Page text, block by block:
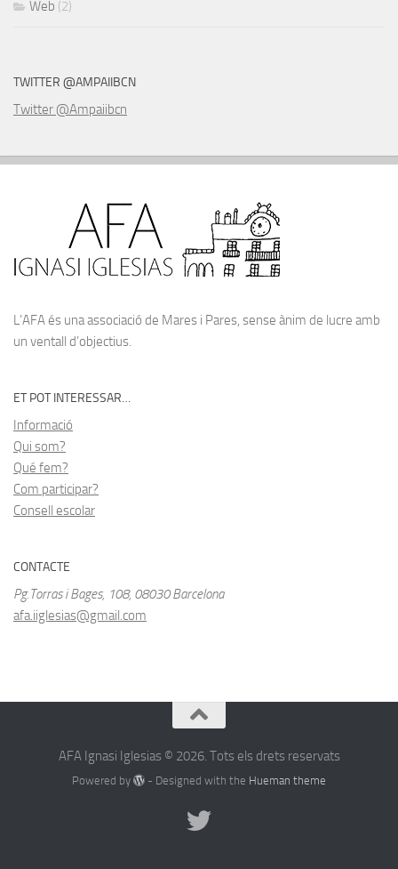
Web (2)
TWITTER @AMPAIIBCN
Twitter @Ampaiibcn
L’AFA és una associació de Mares i Pares, sense ànim de lucre amb
un ventall d’objectius.
ET POT INTERESSAR…
Informació
Qui som?
Qué fem?
Com participar?
Consell escolar
CONTACTE
Pg.Torras i Bages, 108, 08030 Barcelona
afa.iiglesias@gmail.com
AFA Ignasi Iglesias © 2026. Tots els drets reservats
Powered by - Designed with the Hueman theme